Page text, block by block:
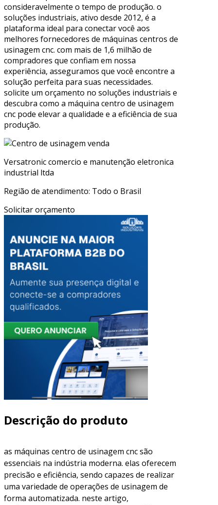
consideravelmente o tempo de produção. o
soluções industriais, ativo desde 2012, é a
plataforma ideal para conectar você aos
melhores fornecedores de máquinas centros de
usinagem cnc. com mais de 1,6 milhão de
compradores que confiam em nossa
experiência, asseguramos que você encontre a
solução perfeita para suas necessidades.
solicite um orçamento no soluções industriais e
descubra como a máquina centro de usinagem
cnc pode elevar a qualidade e a eficiência de sua
produção.
Versatronic comercio e manutenção eletronica
industrial ltda
Região de atendimento: Todo o Brasil
Solicitar orçamento
Descrição do produto
as máquinas centro de usinagem cnc são
essenciais na indústria moderna. elas oferecem
precisão e eficiência, sendo capazes de realizar
uma variedade de operações de usinagem de
forma automatizada. neste artigo,